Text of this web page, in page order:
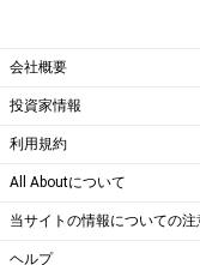
会社概要
投資家情報
利用規約
All Aboutについて
当サイトの情報についての注
ヘルプ